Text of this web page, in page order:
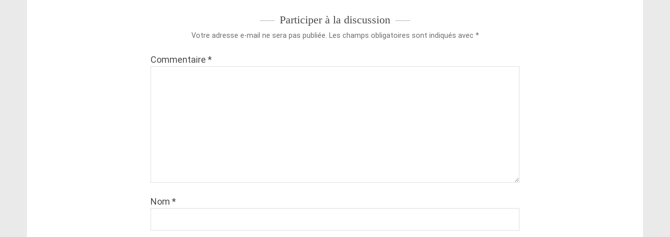
Participer à la discussion
Votre adresse e-mail ne sera pas publiée. Les champs obligatoires sont indiqués avec *
Commentaire *
Nom *